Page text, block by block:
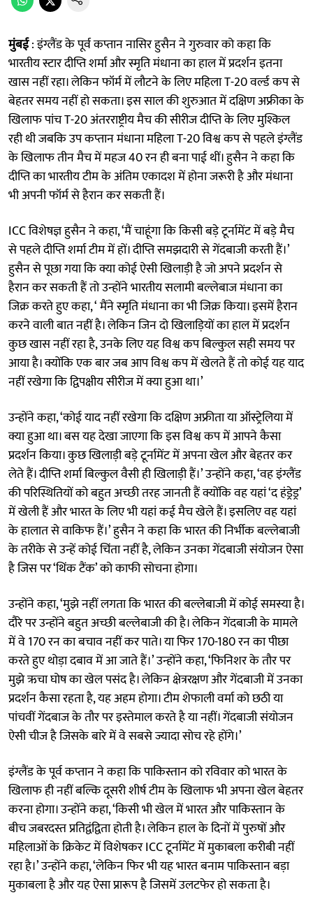
मुंबई: इंग्लैंड के पूर्व कप्तान नासिर हुसैन ने गुरुवार को कहा कि
भारतीय स्टार दीप्ति शर्मा और स्मृति मंधाना का हाल में प्रदर्शन इतना
खास नहीं रहा। लेकिन फॉर्म में लौटने के लिए महिला T-20 वर्ल्ड कप से
बेहतर समय नहीं हो सकता। इस साल की शुरुआत में दक्षिण अफ्रीका के
खिलाफ पांच T-20 अंतरराष्ट्रीय मैच की सीरीज दीप्ति के लिए मुश्किल
रही थी जबकि उप कप्तान मंधाना महिला T-20 विश्व कप से पहले इंग्लैंड
के खिलाफ तीन मैच में महज 40 रन ही बना पाई थीं। हुसैन ने कहा कि
दीप्ति का भारतीय टीम के अंतिम एकादश में होना जरूरी है और मंधाना
भी अपनी फॉर्म से हैरान कर सकती हैं।
ICC विशेषज्ञ हुसैन ने कहा, ‘मैं चाहूंगा कि किसी बड़े टूर्नामेंट में बड़े मैच
से पहले दीप्ति शर्मा टीम में हों। दीप्ति समझदारी से गेंदबाजी करती हैं।’
हुसैन से पूछा गया कि क्या कोई ऐसी खिलाड़ी है जो अपने प्रदर्शन से
हैरान कर सकती हैं तो उन्होंने भारतीय सलामी बल्लेबाज मंधाना का
जिक्र करते हुए कहा, ‘ मैंने स्मृति मंधाना का भी जिक्र किया। इसमें हैरान
करने वाली बात नहीं है। लेकिन जिन दो खिलाड़ियों का हाल में प्रदर्शन
कुछ खास नहीं रहा है, उनके लिए यह विश्व कप बिल्कुल सही समय पर
आया है। क्योंकि एक बार जब आप विश्व कप में खेलते हैं तो कोई यह याद
नहीं रखेगा कि द्विपक्षीय सीरीज में क्या हुआ था।’
उन्होंने कहा, ‘कोई याद नहीं रखेगा कि दक्षिण अफ्रीता या ऑस्ट्रेलिया में
क्या हुआ था। बस यह देखा जाएगा कि इस विश्व कप में आपने कैसा
प्रदर्शन किया। कुछ खिलाड़ी बड़े टूर्नामेंट में अपना खेल और बेहतर कर
लेते हैं। दीप्ति शर्मा बिल्कुल वैसी ही खिलाड़ी हैं।’ उन्होंने कहा, ‘वह इंग्लैंड
की परिस्थितियों को बहुत अच्छी तरह जानती हैं क्योंकि वह यहां ‘द हंड्रेड्र’
में खेली हैं और भारत के लिए भी यहां कई मैच खेले हैं। इसलिए वह यहां
के हालात से वाकिफ हैं।’ हुसैन ने कहा कि भारत की निर्भीक बल्लेबाजी
के तरीके से उन्हें कोई चिंता नहीं है, लेकिन उनका गेंदबाजी संयोजन ऐसा
है जिस पर ‘थिंक टैंक’ को काफी सोचना होगा।
उन्होंने कहा, ‘मुझे नहीं लगता कि भारत की बल्लेबाजी में कोई समस्या है।
दौरे पर उन्होंने बहुत अच्छी बल्लेबाजी की है। लेकिन गेंदबाजी के मामले
में वे 170 रन का बचाव नहीं कर पाते। या फिर 170-180 रन का पीछा
करते हुए थोड़ा दबाव में आ जाते हैं।’ उन्होंने कहा, ‘फिनिशर के तौर पर
मुझे ऋचा घोष का खेल पसंद है। लेकिन क्षेत्ररक्षण और गेंदबाजी में उनका
प्रदर्शन कैसा रहता है, यह अहम होगा। टीम शेफाली वर्मा को छठी या
पांचवीं गेंदबाज के तौर पर इस्तेमाल करते है या नहीं। गेंदबाजी संयोजन
ऐसी चीज है जिसके बारे में वे सबसे ज्यादा सोच रहे होंगे।’
इंग्लैंड के पूर्व कप्तान ने कहा कि पाकिस्तान को रविवार को भारत के
खिलाफ ही नहीं बल्कि दूसरी शीर्ष टीम के खिलाफ भी अपना खेल बेहतर
करना होगा। उन्होंने कहा, ‘किसी भी खेल में भारत और पाकिस्तान के
बीच जबरदस्त प्रतिद्वंद्विता होती है। लेकिन हाल के दिनों में पुरुषों और
महिलाओं के क्रिकेट में विशेषकर ICC टूर्नामेंट में मुकाबला करीबी नहीं
रहा है।’ उन्होंने कहा, ‘लेकिन फिर भी यह भारत बनाम पाकिस्तान बड़ा
मुकाबला है और यह ऐसा प्रारूप है जिसमें उलटफेर हो सकता है।